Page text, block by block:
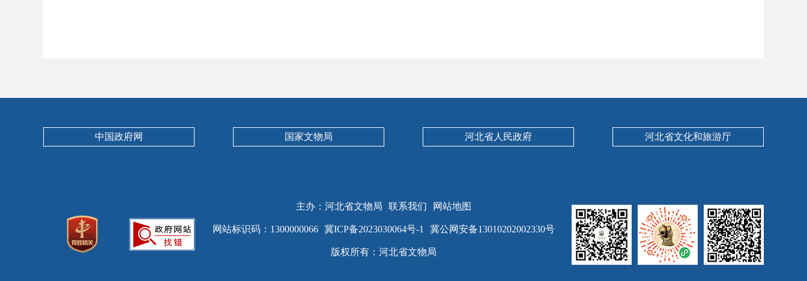
中国政府网 国家文物局 河北省人民政府 河北省文化和旅游厅
主办：河北省文物局 联系我们 网站地图
网站标识码：1300000066 冀ICP备2023030064号-1 冀公网安备13010202002330号
版权所有：河北省文物局